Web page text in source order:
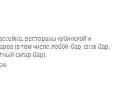
рестораны кубинской и
(в том числе лобби-бар, снэк-бар,
сигар-бар).